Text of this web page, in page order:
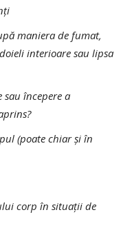
maniera de fumat,
interioare sau lipsa
începere a
(poate chiar și în
corp în situații de